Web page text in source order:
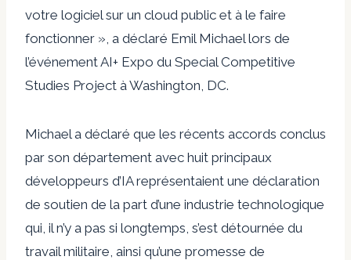
votre logiciel sur un cloud public et à le faire
fonctionner », a déclaré Emil Michael lors de
l’événement AI+ Expo du Special Competitive
Studies Project à Washington, DC.
Michael a déclaré que les récents accords conclus
par son département avec huit principaux
développeurs d’IA représentaient une déclaration
de soutien de la part d’une industrie technologique
qui, il n’y a pas si longtemps, s’est détournée du
travail militaire, ainsi qu’une promesse de